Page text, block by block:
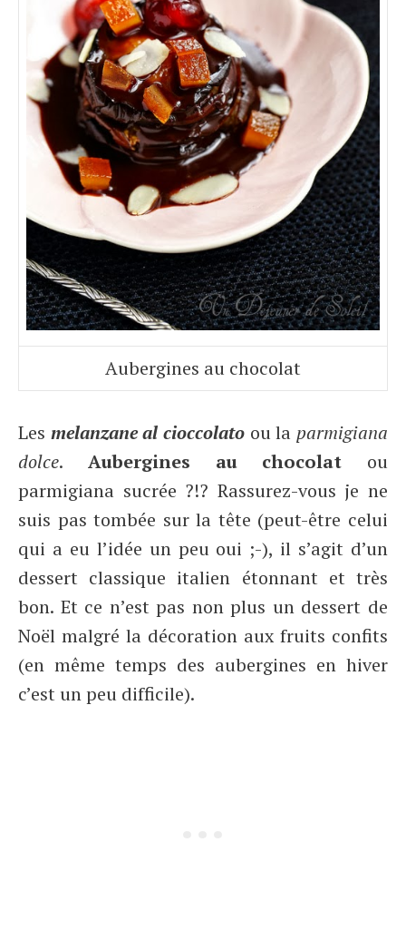
Aubergines au chocolat
Les melanzane al cioccolato ou la parmigiana
dolce. Aubergines au chocolat ou
parmigiana sucrée ?!? Rassurez-vous je ne
suis pas tombée sur la tête (peut-être celui
qui a eu l’idée un peu oui ;-), il s’agit d’un
dessert classique italien étonnant et très
bon. Et ce n’est pas non plus un dessert de
Noël malgré la décoration aux fruits confits
(en même temps des aubergines en hiver
c’est un peu difficile).